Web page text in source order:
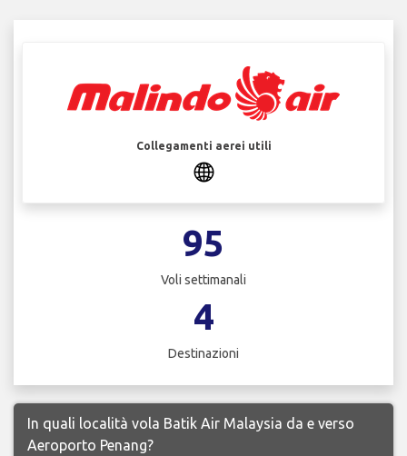
Collegamenti aerei utili
95
Voli settimanali
4
Destinazioni
In quali località vola Batik Air Malaysia da e verso
Aeroporto Penang?